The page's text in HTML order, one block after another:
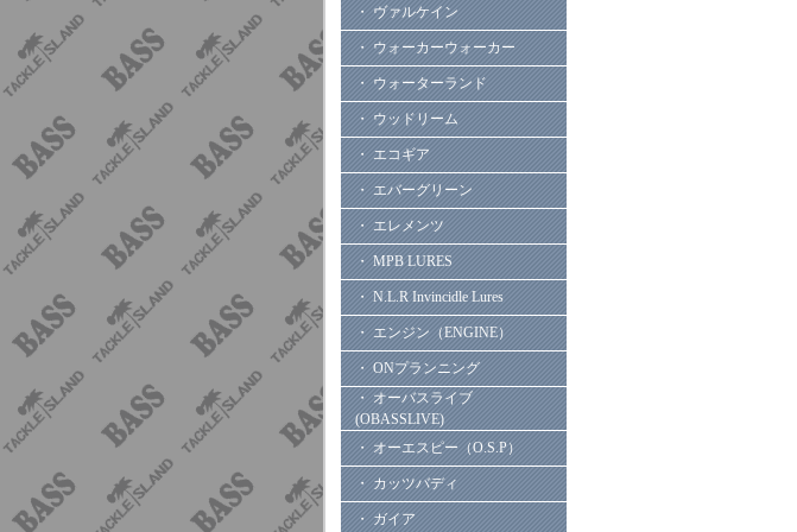
・ ヴァルケイン
・ ウォーカーウォーカー
・ ウォーターランド
・ ウッドリーム
・ エコギア
・ エバーグリーン
・ エレメンツ
・ MPB LURES
・ N.L.R Invincidle Lures
・ エンジン（ENGINE）
・ ONプランニング
・ オーバスライブ
(OBASSLIVE)
・ オーエスピー（O.S.P）
・ カッツバディ
・ ガイア